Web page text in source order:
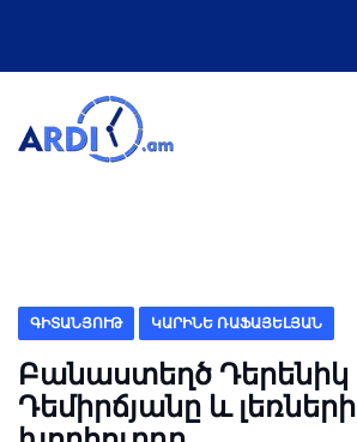
ԳԻՏԱՆՅՈՒԹ ԿԱՐԻՆԵ ՌԱՖԱՅԵԼՅԱՆ
Բանաստեղծ Դերենիկ
Դեմիրճյանը և լեռների